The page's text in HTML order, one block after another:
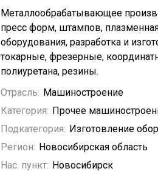
Металлообрабатывающее
пресс форм, штампов, плазменная
оборудования, разработка и
токарные, фрезерные,
полиуретана, резины.
Отрасль: Машиностроение
Категория: Прочее
Подкатегория: Изготовление
Регион: Новосибирская область
Нас. пункт: Новосибирск